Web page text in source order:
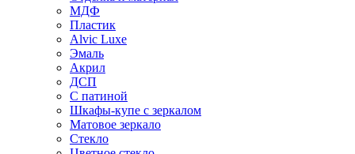
МДФ
Пластик
Alvic Luxe
Эмаль
Акрил
ДСП
С патиной
Шкафы-купе с зеркалом
Матовое зеркало
Стекло